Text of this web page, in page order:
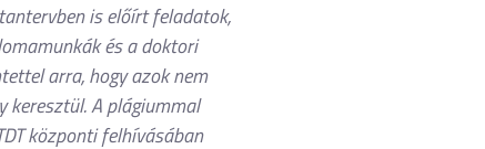
is előírt feladatok,
és a doktori
arra, hogy azok nem
keresztül. A plágiummal
központi felhívásában